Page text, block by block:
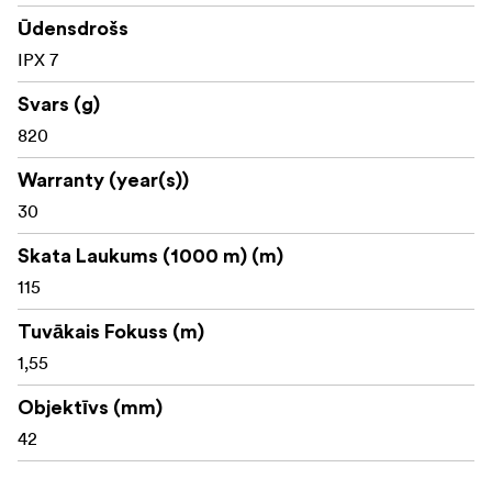
Ūdensdrošs
IPX 7
Svars (g)
820
Warranty (year(s))
30
Skata Laukums (1000 m) (m)
115
Tuvākais Fokuss (m)
1,55
Objektīvs (mm)
42